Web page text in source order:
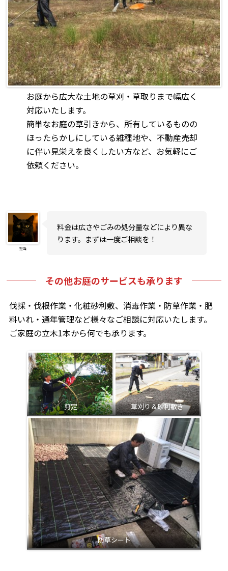
お庭から広大な土地の草刈・草取りまで幅広く
対応いたします。
簡単なお庭の草引きから、所有しているものの
ほったらかしにしている雑種地や、不動産売却
に伴い見栄えを良くしたい方など、お気軽にご
依頼ください。
担当
料金は広さやごみの処分量などにより異な
ります。まずは一度ご相談を！
その他お庭のサービスも承ります
伐採・伐根作業・化粧砂利敷、消毒作業・防草作業・肥
料いれ・通年管理など様々なご相談に対応いたします。
ご家庭の立木1本から何でも承ります。
剪定 草刈り＆砂利敷き
防草シート